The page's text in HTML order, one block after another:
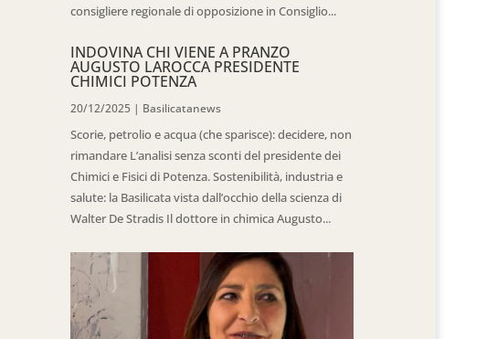
consigliere regionale di opposizione in Consiglio...
INDOVINA CHI VIENE A PRANZO
AUGUSTO LAROCCA PRESIDENTE
CHIMICI POTENZA
20/12/2025 | Basilicatanews
Scorie, petrolio e acqua (che sparisce): decidere, non
rimandare L’analisi senza sconti del presidente dei
Chimici e Fisici di Potenza. Sostenibilità, industria e
salute: la Basilicata vista dall’occhio della scienza di
Walter De Stradis Il dottore in chimica Augusto...